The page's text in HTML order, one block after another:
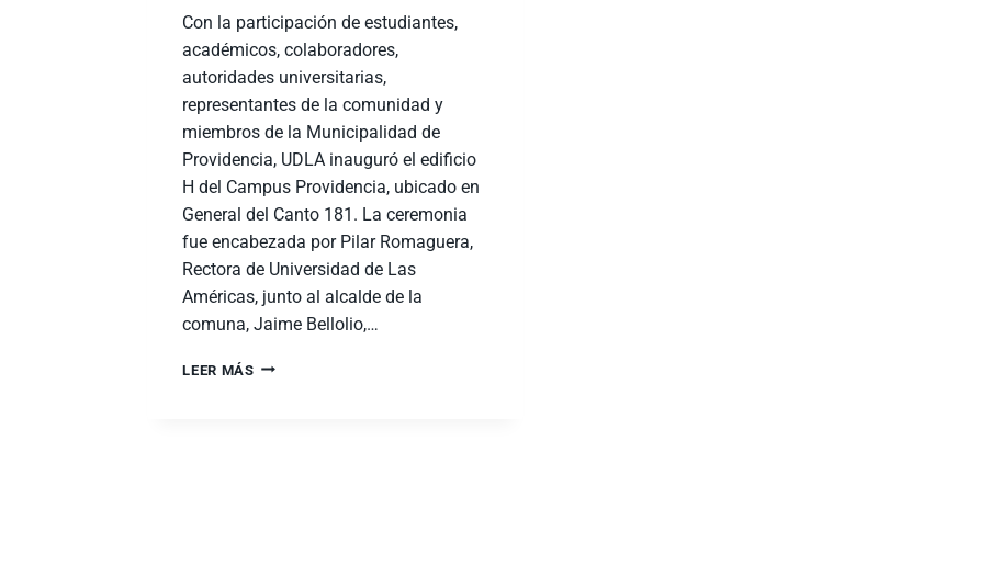
Con la participación de estudiantes,
académicos, colaboradores,
autoridades universitarias,
representantes de la comunidad y
miembros de la Municipalidad de
Providencia, UDLA inauguró el edificio
H del Campus Providencia, ubicado en
General del Canto 181. La ceremonia
fue encabezada por Pilar Romaguera,
Rectora de Universidad de Las
Américas, junto al alcalde de la
comuna, Jaime Bellolio,…
LEER MÁS